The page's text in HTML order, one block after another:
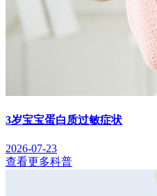
3岁宝宝蛋白质过敏症状
2026-07-23
查看更多科普